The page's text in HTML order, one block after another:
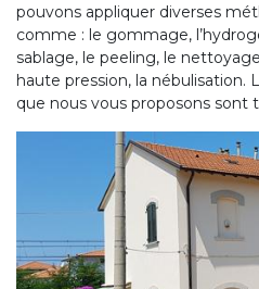
pouvons appliquer diverses
comme : le gommage,
sablage, le peeling, le
haute pression, la
que nous vous proposons sont